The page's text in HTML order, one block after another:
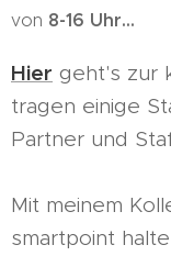
von 8-16 Uhr...
Hier geht's zur
tragen einige
Partner und
Mit meinem
smartpoint